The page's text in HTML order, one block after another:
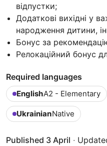
відпустки;
Додаткові вихідні у
народження дитини,
Бонус за
Релокаційний бонус
Required languages
EnglishA2 - Elementary
UkrainianNative
Published 3 April ·